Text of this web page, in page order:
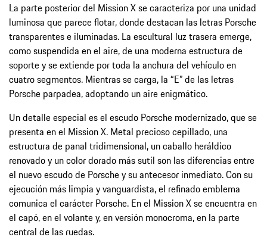
La parte posterior del Mission X se caracteriza por una unidad
luminosa que parece flotar, donde destacan las letras Porsche
transparentes e iluminadas. La escultural luz trasera emerge,
como suspendida en el aire, de una moderna estructura de
soporte y se extiende por toda la anchura del vehículo en
cuatro segmentos. Mientras se carga, la “E” de las letras
Porsche parpadea, adoptando un aire enigmático.
Un detalle especial es el escudo Porsche modernizado, que se
presenta en el Mission X. Metal precioso cepillado, una
estructura de panal tridimensional, un caballo heráldico
renovado y un color dorado más sutil son las diferencias entre
el nuevo escudo de Porsche y su antecesor inmediato. Con su
ejecución más limpia y vanguardista, el refinado emblema
comunica el carácter Porsche. En el Mission X se encuentra en
el capó, en el volante y, en versión monocroma, en la parte
central de las ruedas.